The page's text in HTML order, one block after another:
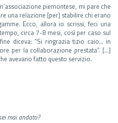
piemontese, mi pare che
una relazione [per] stabilire chi erano
Ecco, allora io scrissi, feci una
circa 7-8 mesi, così per caso sul
diceva: “Si ringrazia tizio caio… in
per la collaborazione prestata”. […]
avevano fatto questo servizio.
mai andato?